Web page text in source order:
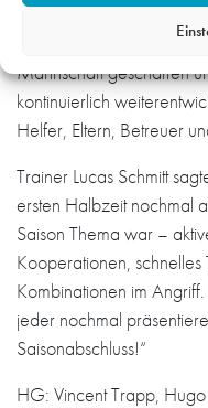
den Trainern für ihre
Das Trainerteam hat in
Mannschaft geschaffen
kontinuierlich
Helfer, Eltern, Betreuer
Trainer Lucas Schmitt
ersten Halbzeit nochmal
Saison Thema war –
Kooperationen,
Kombinationen im
jeder nochmal
Saisonabschluss!“
HG: Vincent Trapp,